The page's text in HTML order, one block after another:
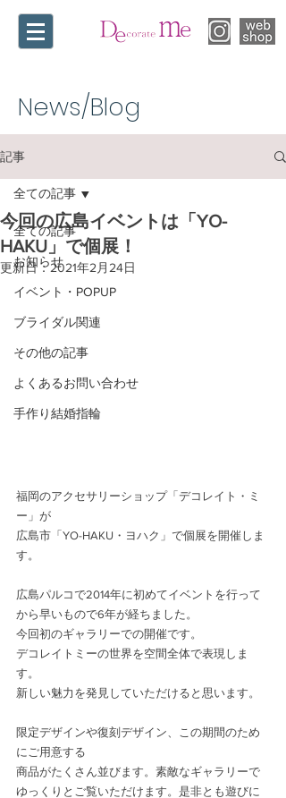
News/Blog​
記事
全ての記事
お知らせ
イベント・POPUP
ブライダル関連
その他の記事
よくあるお問い合わせ
手作り結婚指輪
全ての記事
今回の広島イベントは「YO-
HAKU」で個展！
更新日：2021年2月24日
福岡のアクセサリーショップ「デコレイト・ミ
ー」が
広島市「YO-HAKU・ヨハク」で個展を開催しま
す。
広島パルコで2014年に初めてイベントを行って
から早いもので6年が経ちました。
今回初のギャラリーでの開催です。
デコレイトミーの世界を空間全体で表現しま
す。
新しい魅力を発見していただけると思います。
限定デザインや復刻デザイン、この期間のため
にご用意する
商品がたくさん並びます。素敵なギャラリーで
ゆっくりとご覧いただけます。是非とも遊びに